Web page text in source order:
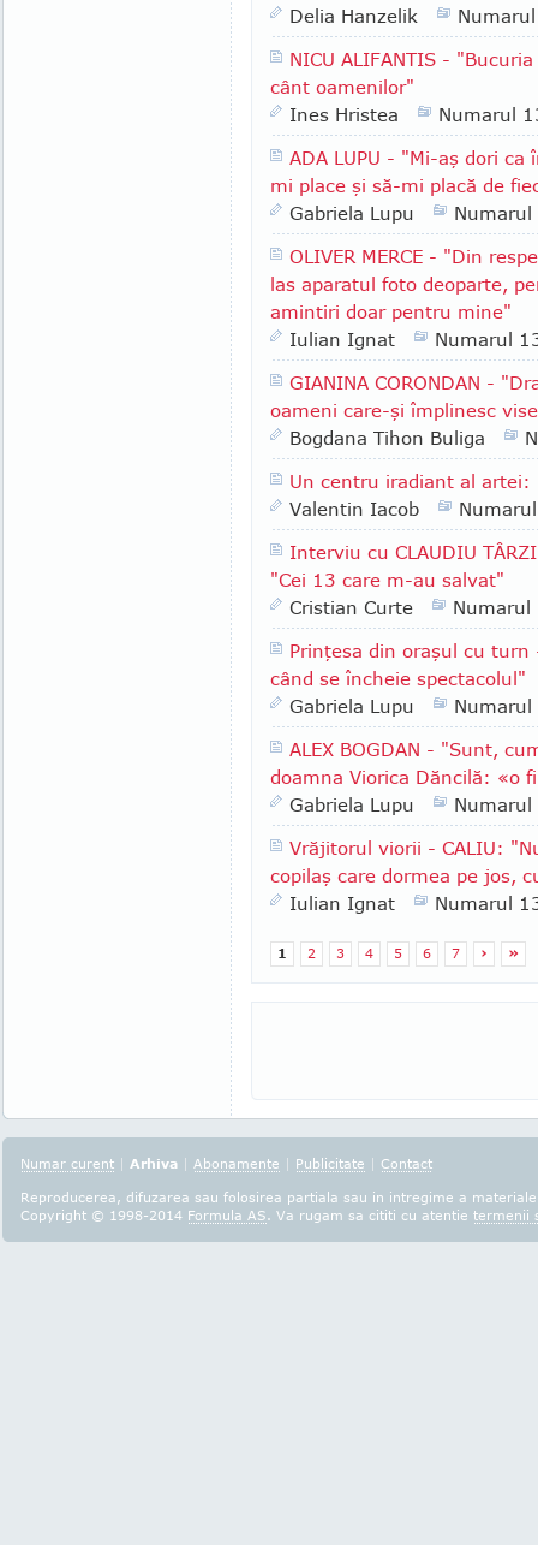
Delia Hanzelik
NICU ALIFANTIS -
cânt oamenilor"
Ines Hristea
Numarul
ADA LUPU - "Mi-aş dori
mi place şi să-mi placă de
Gabriela Lupu
OLIVER MERCE - "Din
las aparatul foto deoparte,
amintiri doar pentru mine"
Iulian Ignat
Numarul
GIANINA CORONDAN -
oameni care-şi împlinesc
Bogdana Tihon Buliga
Un centru iradiant al artei:
Valentin Iacob
Interviu cu CLAUDIU
"Cei 13 care m-au salvat"
Cristian Curte
Numarul
Prinţesa din oraşul cu turn
când se încheie spectacolul"
Gabriela Lupu
ALEX BOGDAN - "Sunt,
doamna Viorica Dăncilă: «o
Gabriela Lupu
Vrăjitorul viorii - CALIU:
copilaş care dormea pe jos,
Iulian Ignat
Numarul
1 2 3 4 5 6 7 › »
Numar curent | Arhiva | Abonamente | Publicitate | Contact
Reproducerea, difuzarea sau folosirea partiala sau in intregime a
Copyright © 1998-2014 Formula AS. Va rugam sa cititi cu atentie termenii